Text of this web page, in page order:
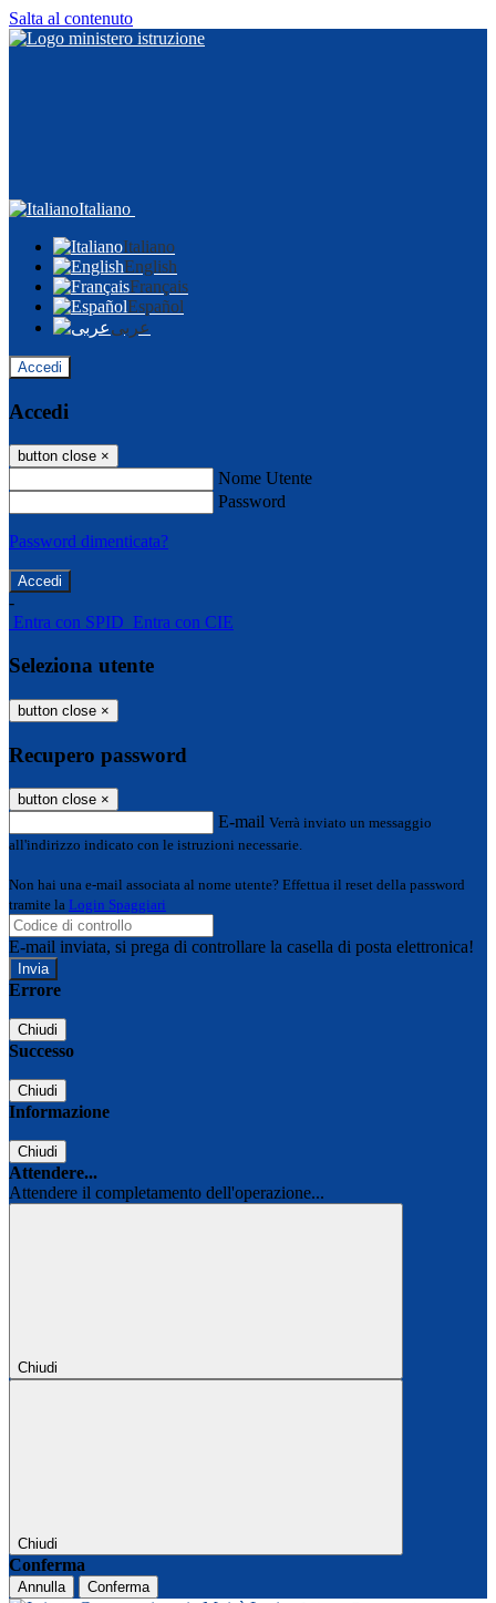
Salta al contenuto
Italiano
Italiano
English
Français
Español
عربى
Accedi
Accedi
button close ×
Nome Utente
Password
Password dimenticata?
-
Entra con SPID Entra con CIE
Seleziona utente
button close ×
Recupero password
button close ×
E-mail Verrà inviato un messaggio
all'indirizzo indicato con le istruzioni necessarie.
Non hai una e-mail associata al nome utente? Effettua il reset della password
tramite la Login Spaggiari
E-mail inviata, si prega di controllare la casella di posta elettronica!
Errore
Chiudi
Successo
Chiudi
Informazione
Chiudi
Attendere...
Attendere il completamento dell'operazione...
Chiudi
Chiudi
Conferma
Annulla
Conferma